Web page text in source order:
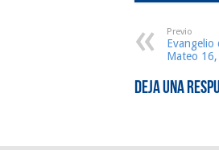
Previo
Evangelio
Mateo
Deja una